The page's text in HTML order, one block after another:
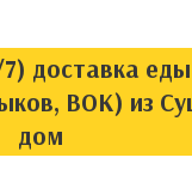
доставка
ВОК) из
дом